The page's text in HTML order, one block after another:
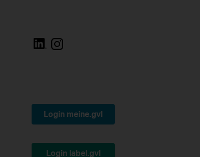
Login meine.gvl
Login label.gvl